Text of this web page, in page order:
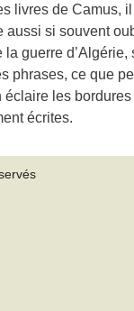
livres de Camus,
si souvent
guerre
phrases, ce que
les
écrites.